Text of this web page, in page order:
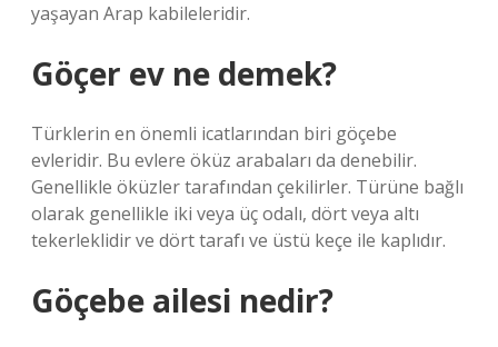
yaşayan Arap kabileleridir.
Göçer ev ne demek?
Türklerin en önemli icatlarından biri göçebe
evleridir. Bu evlere öküz arabaları da denebilir.
Genellikle öküzler tarafından çekilirler. Türüne bağlı
olarak genellikle iki veya üç odalı, dört veya altı
tekerleklidir ve dört tarafı ve üstü keçe ile kaplıdır.
Göçebe ailesi nedir?